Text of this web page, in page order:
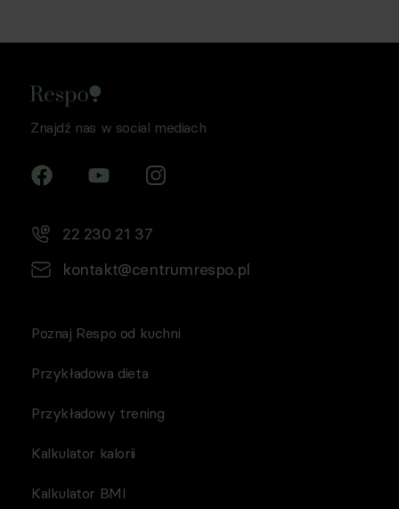
Znajdź nas w social mediach
22 230 21 37
kontakt@centrumrespo.pl
Poznaj Respo od kuchni
Przykładowa dieta
Przykładowy trening
Kalkulator kalorii
Kalkulator BMI